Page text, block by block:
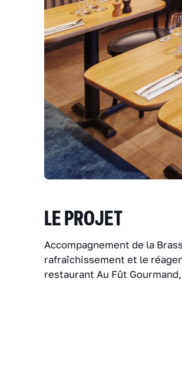
LE PROJET
Accompagnement de la
rafraîchissement et le
restaurant Au Fût Gourmand